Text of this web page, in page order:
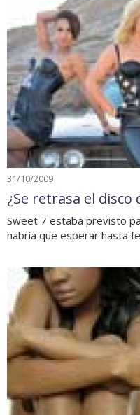
31/10/2009
¿Se retrasa el disco
Sweet 7 estaba previsto
habría que esperar hasta